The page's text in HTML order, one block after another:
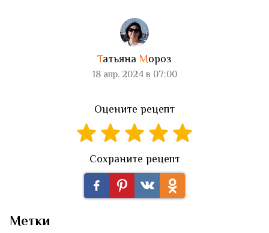
Татьяна Мороз
18 апр. 2024 в 07:00
Оцените рецепт
Сохраните рецепт
Метки